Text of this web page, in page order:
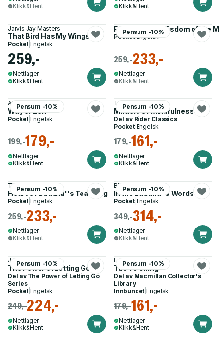
Klikk&Hent
Klikk&Hent
Jarvis Jay Masters
That Bird Has My Wings
Pocket| Engelsk
259,-
Nettlager
Klikk&Hent
Pensum -10%
Fundamental Wisdom of the
Pocket|Engelsk
259,-233,-
Nettlager
Klikk&Hent
Pensum -10%
Alan W Watts
Way of Zen
Pocket| Engelsk
199,-179,-
Nettlager
Klikk&Hent
Pensum -10%
Thich Nhat Hanh
Miracle Of Mindfulness
Del av Rider Classics
Pocket| Engelsk
179,-161,-
Nettlager
Klikk&Hent
Pensum -10%
Thich Nhat Hanh
Heart Of Buddha''s Teaching
Pocket| Engelsk
259,-233,-
Nettlager
Klikk&Hent
Pensum -10%
Bhikkhu Bodhi
In the Buddha''s Words
Pocket| Engelsk
349,-314,-
Nettlager
Klikk&Hent
Pensum -10%
John Purkiss
The Power of Letting Go
Del av The Power of Letting Go
Series
Pocket| Engelsk
249,-224,-
Nettlager
Klikk&Hent
Pensum -10%
Lao Tzu
Tao Te Ching
Del av Macmillan Collector's
Library
Innbundet |Engelsk
179,-161,-
Nettlager
Klikk&Hent